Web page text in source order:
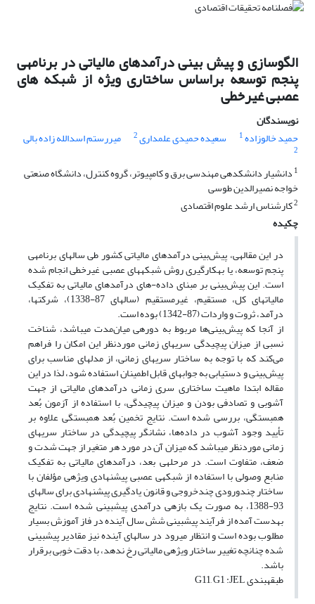
الگوسازی و پیش بینی درآمدهای مالیاتی در برنامه‎ی
پنجم توسعه براساس ساختاری ویژه از شبکه های
عصبی غیرخطی
نویسندگان
حمید خالوزاده1 سعیده حمیدی علمداری2 میررستم اسدالله زاده بالی
2
1
دانشیار دانشکده‎ی مهندسی برق و کامپیوتر، گروه کنترل، دانشگاه صنعتی
خواجه نصیرالدین طوسی
2کارشناس ارشد علوم اقتصادی
چکیده
در این مقاله‎ی، پیش‌بینی درآمدهای مالیاتی کشور طی سال‎های برنامه‎ی
پنجم توسعه، یا به‎کارگیری روش شبکه‎های عصبی غیرخطی انجام شده
است. این پیش‌بینی بر مبنای داده-های درآمدهای مالیاتی به تفکیک
مالیات‎های کل، مستقیم، غیرمستقیم (سال‎های 87-1338)، شرکت‎ها،
درآمد، ثروت و واردات (87-1342) بوده است.
از آن‎جا که پیش‌بینی‌ها مربوط به دوره‎ی میان‌مدت می‎باشد، شناخت
نسبی از میزان پیچیدگی سری‎های زمانی موردنظر این امکان را فراهم
می‌کند که با توجه به ساختار سری‎های زمانی، از مدل‎های مناسب برای
پیش‌بینی و دستیابی به جواب‎های قابل اطمینان استفاده شود، لذا در این
مقاله ابتدا ماهیت ساختاری سری زمانی درآمدهای مالیاتی از جهت
آشوبی و تصادفی بودن و میزان پیچیدگی، با استفاده از آزمون بُعد
همبستگی، بررسی شده است. نتایج تخمین بُعد همبستگی علاوه بر
تأیید وجود آشوب در داده‌ها، نشانگر پیچیدگی در ساختار سری‎های
زمانی موردنظر می‎باشد که میزان آن در مورد هر متغیر از جهت شدت و
ضعف، متفاوت است. در مرحله‎ی بعد، درآمدهای مالیاتی به تفکیک
منابع وصولی با استفاده از شبکه‎ی عصبی پیشنهادی وی‍‍ژه‎ی مؤلفان با
ساختار چندورودی چندخروجی و قانون یادگیری پیشنهادی برای سال‎های
93-1388، به صورت یک بازه‎ی درآمدی پیش‎بینی شده است. نتایج
به‎دست آمده از فرآیند پیش‎بینی شش سال آینده در فاز آموزش بسیار
مطلوب بوده است و انتظار می‎رود در سال‎های آینده نیز مقادیر پیش‎بینی
شده چنان‎چه تغییر ساختار ویژه‎ی مالیاتی رخ ندهد، با دقت خوبی برقرار
باشد.
طبقه‎بندی G11, G1 :JEL